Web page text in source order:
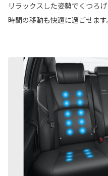
リラックスした姿勢でくつろ
時間の移動も快適に過ごせます